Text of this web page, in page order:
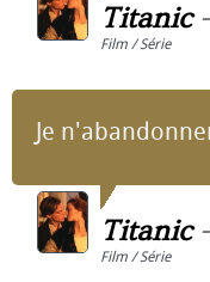
Titanic-
Film / Série
Je
Titanic-
Film / Série